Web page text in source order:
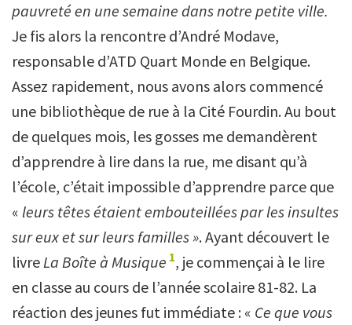
pauvreté en une semaine dans notre petite ville.
Je fis alors la rencontre d’André Modave,
responsable d’ATD Quart Monde en Belgique.
Assez rapidement, nous avons alors commencé
une bibliothèque de rue à la Cité Fourdin. Au bout
de quelques mois, les gosses me demandèrent
d’apprendre à lire dans la rue, me disant qu’à
l’école, c’était impossible d’apprendre parce que
« leurs têtes étaient embouteillées par les insultes
sur eux et sur leurs familles ». Ayant découvert le
livreLa Boîte à Musique 1, je commençai à le lire
en classe au cours de l’année scolaire 81-82. La
réaction des jeunes fut immédiate : « Ce que vous